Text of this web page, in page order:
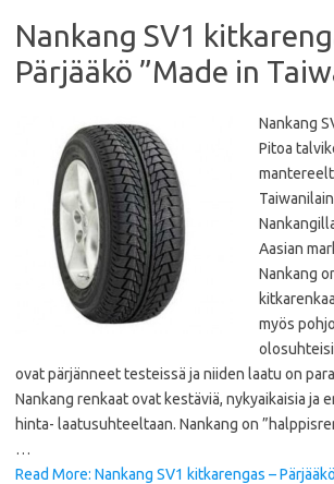
Nankang SV1
Pärjääkö ”Made in
Nankang
Pitoa
Aasian
Nankang
myös
ovat pärjänneet testeissä ja niiden laatu on
Nankang renkaat ovat kestäviä, nykyaikaisia ja
hinta- laatusuhteeltaan. Nankang on
…
Read More: Nankang SV1 kitkarengas –